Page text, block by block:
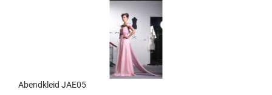
Abendkleid JAE05